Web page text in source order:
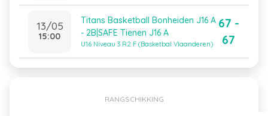
13/05
15:00
Titans Basketball Bonheiden J16 A
- 2B|SAFE Tienen J16 A
U16 Niveau 3 R2 F (Basketbal Vlaanderen)
67 -
67
RANGSCHIKKING